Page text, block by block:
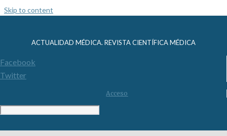
Skip to content
ACTUALIDAD MÉDICA. REVISTA CIENTÍFICA MÉDICA
Facebook
Twitter
Acceso